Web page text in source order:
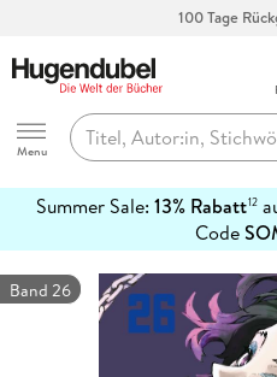
100 Tage
Hugendubel
Menu
Summer Sale: 13% Rabatt12
Code
erfahren
Band 26